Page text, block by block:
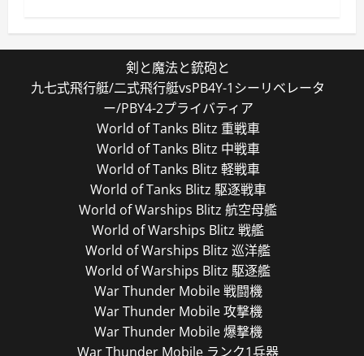
剣と魔法と銃砲と
九七式飛行艇/二式飛行艇vsPB4Y-1シーリベレータ
ー/PBY4-2プライバティア
World of Tanks Blitz 重戦車
World of Tanks Blitz 中戦車
World of Tanks Blitz 軽戦車
World of Tanks Blitz 駆逐戦車
World of Warships Blitz 航空母艦
World of Warships Blitz 戦艦
World of Warships Blitz 巡洋艦
World of Warships Blitz 駆逐艦
War Thunder Mobile 戦闘機
War Thunder Mobile 攻撃機
War Thunder Mobile 爆撃機
War Thunder Mobile ランク1兵器